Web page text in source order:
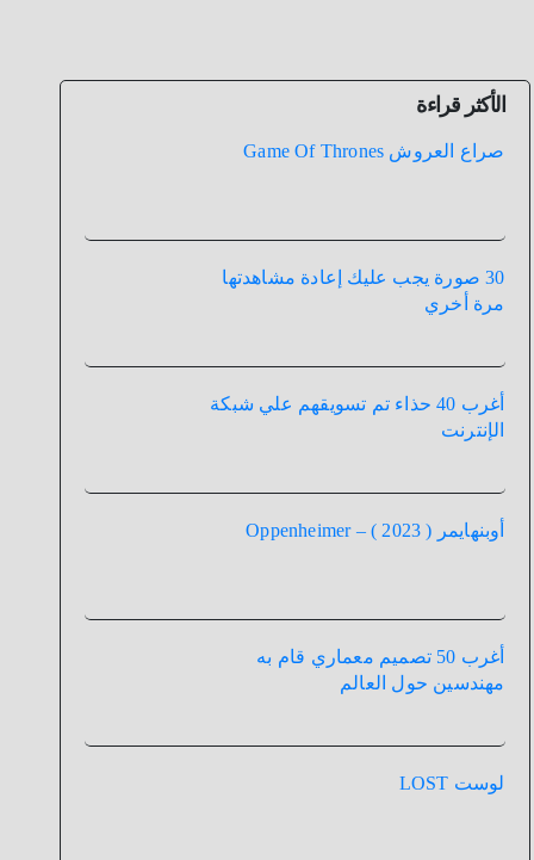
الأكثر قراءة
صراع العروش Game Of Thrones
30 صورة يجب عليك إعادة مشاهدتها
مرة أخري
أغرب 40 حذاء تم تسويقهم علي شبكة
الإنترنت
أوبنهايمر ( 2023 ) – Oppenheimer
أغرب 50 تصميم معماري قام به
مهندسين حول العالم
لوست LOST